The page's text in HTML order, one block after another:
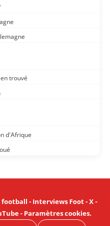
trouvé
d'Afrique
football - Interviews Foot-X-
- Paramètres cookies.